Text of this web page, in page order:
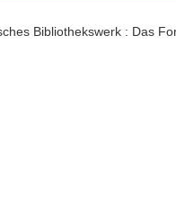
Bibliothekswerk : Das